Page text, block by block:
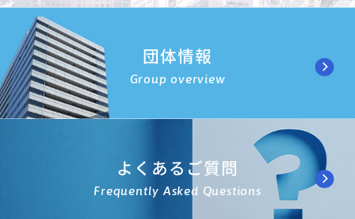
団体情報
Group overview
よくあるご質問
Frequently Asked Questions